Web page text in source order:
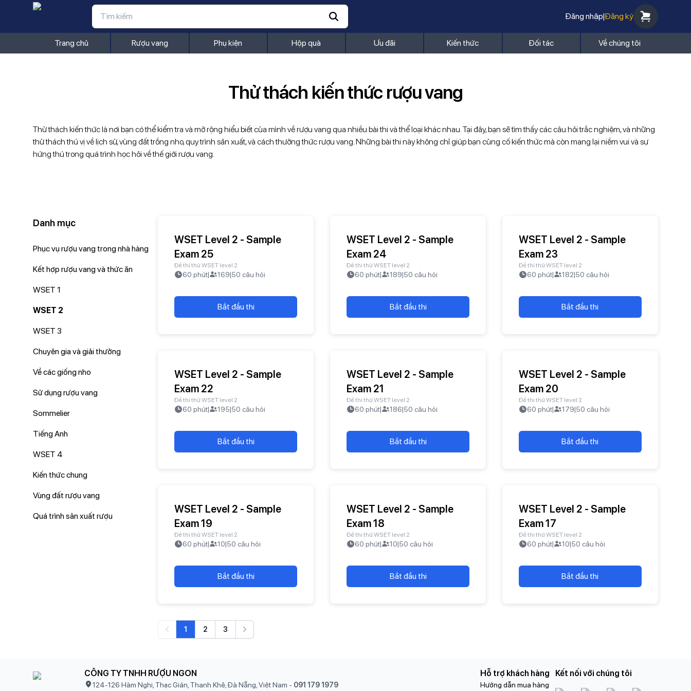
Đăng nhập|Đăng ký
Trang chủ Rượu vang Phụ kiện Hộp quà Ưu đãi Kiến thức Đối tác Về chúng tôi
Thử thách kiến thức rượu vang
Thử thách kiến thức là nơi bạn có thể kiểm tra và mở rộng hiểu biết của mình về rượu vang qua nhiều bài thi và thể loại khác nhau. Tại đây, bạn sẽ tìm thấy các câu hỏi trắc nghiệm, và những
thử thách thú vị về lịch sử, vùng đất trồng nho, quy trình sản xuất, và cách thưởng thức rượu vang. Những bài thi này không chỉ giúp bạn củng cố kiến thức mà còn mang lại niềm vui và sự
hứng thú trong quá trình học hỏi về thế giới rượu vang.
Danh mục
Phục vụ rượu vang trong nhà hàng
Kết hợp rượu vang và thức ăn
WSET 1
WSET 2
WSET 3
Chuyên gia và giải thưởng
Về các giống nho
Sử dụng rượu vang
Sommelier
Tiếng Anh
WSET 4
Kiến thức chung
Vùng đất rượu vang
Quá trình sản xuất rượu
WSET Level 2 - Sample
Exam 25
Đề thi thử WSET level 2
60 phút| 169|50 câu hỏi
Bắt đầu thi
WSET Level 2 - Sample
Exam 24
Đề thi thử WSET level 2
60 phút| 189|50 câu hỏi
Bắt đầu thi
WSET Level 2 - Sample
Exam 23
Đề thi thử WSET level 2
60 phút| 182|50 câu hỏi
Bắt đầu thi
WSET Level 2 - Sample
Exam 22
Đề thi thử WSET level 2
60 phút| 195|50 câu hỏi
Bắt đầu thi
WSET Level 2 - Sample
Exam 21
Đề thi thử WSET level 2
60 phút| 186|50 câu hỏi
Bắt đầu thi
WSET Level 2 - Sample
Exam 20
Đề thi thử WSET level 2
60 phút| 179|50 câu hỏi
Bắt đầu thi
WSET Level 2 - Sample
Exam 19
Đề thi thử WSET level 2
60 phút| 10|50 câu hỏi
Bắt đầu thi
WSET Level 2 - Sample
Exam 18
Đề thi thử WSET level 2
60 phút| 10|50 câu hỏi
Bắt đầu thi
WSET Level 2 - Sample
Exam 17
Đề thi thử WSET level 2
60 phút| 10|50 câu hỏi
Bắt đầu thi
Previous
1 2 3
Next
CÔNG TY TNHH RƯỢU NGON
124-126 Hàm Nghi, Thạc Gián, Thanh Khê, Đà Nẵng, Việt Nam - 091 179 1979
Hỗ trợ khách hàng
Hướng dẫn mua hàng
Kết nối với chúng tôi